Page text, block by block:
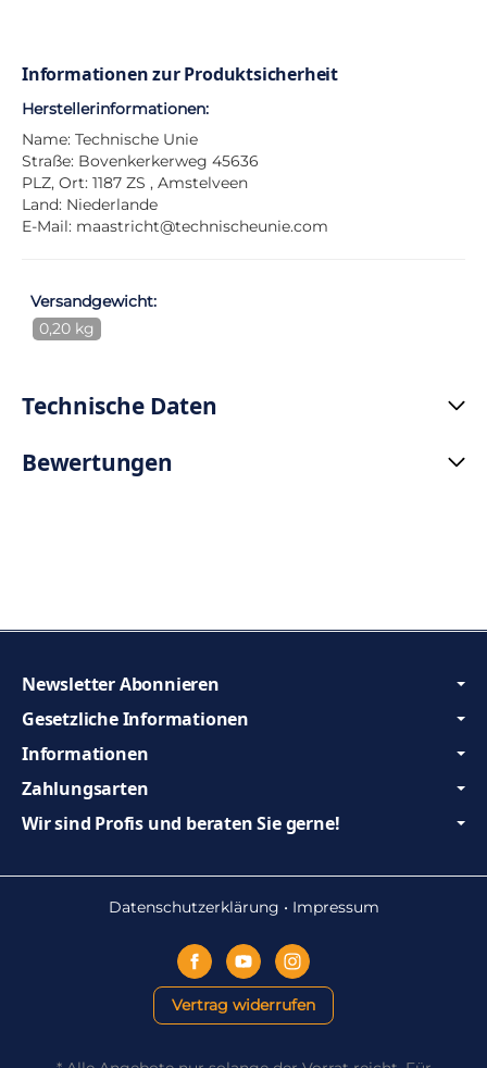
Informationen zur Produktsicherheit
Herstellerinformationen:
Name: Technische Unie
Straße: Bovenkerkerweg 45636
PLZ, Ort: 1187 ZS , Amstelveen
Land: Niederlande
E-Mail: maastricht@technischeunie.com
Versandgewicht:
0,20 kg
Technische Daten
Bewertungen
Gesetzliche Informationen
Informationen
Zahlungsarten
Wir sind Profis und beraten Sie gerne!
Newsletter Abonnieren
Datenschutzerklärung • Impressum
Vertrag widerrufen